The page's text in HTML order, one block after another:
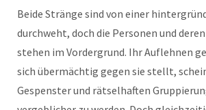
Beide Stränge sind von einer
durchweht, doch die Personen und
stehen im Vordergrund. Ihr Auflehnen
sich übermächtig gegen sie stellt,
Gespenster und rätselhaften